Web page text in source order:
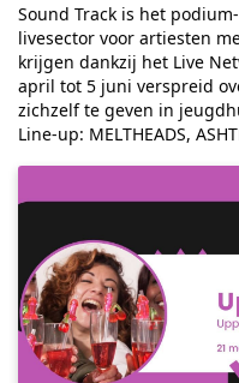
Sound Track is het
livesector voor artiesten
krijgen dankzij het Live
april tot 5 juni verspreid
zichzelf te geven in
Line-up: MELTHEADS,